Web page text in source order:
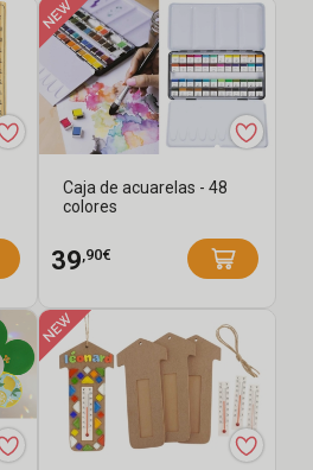
Caja de acuarelas - 48
colores
39 ,90€